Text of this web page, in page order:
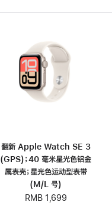
翻新 Apple Watch SE 3
(GPS)；40 毫米星光色铝金
属表壳；星光色运动型表带
(M/L 号)
RMB 1,699